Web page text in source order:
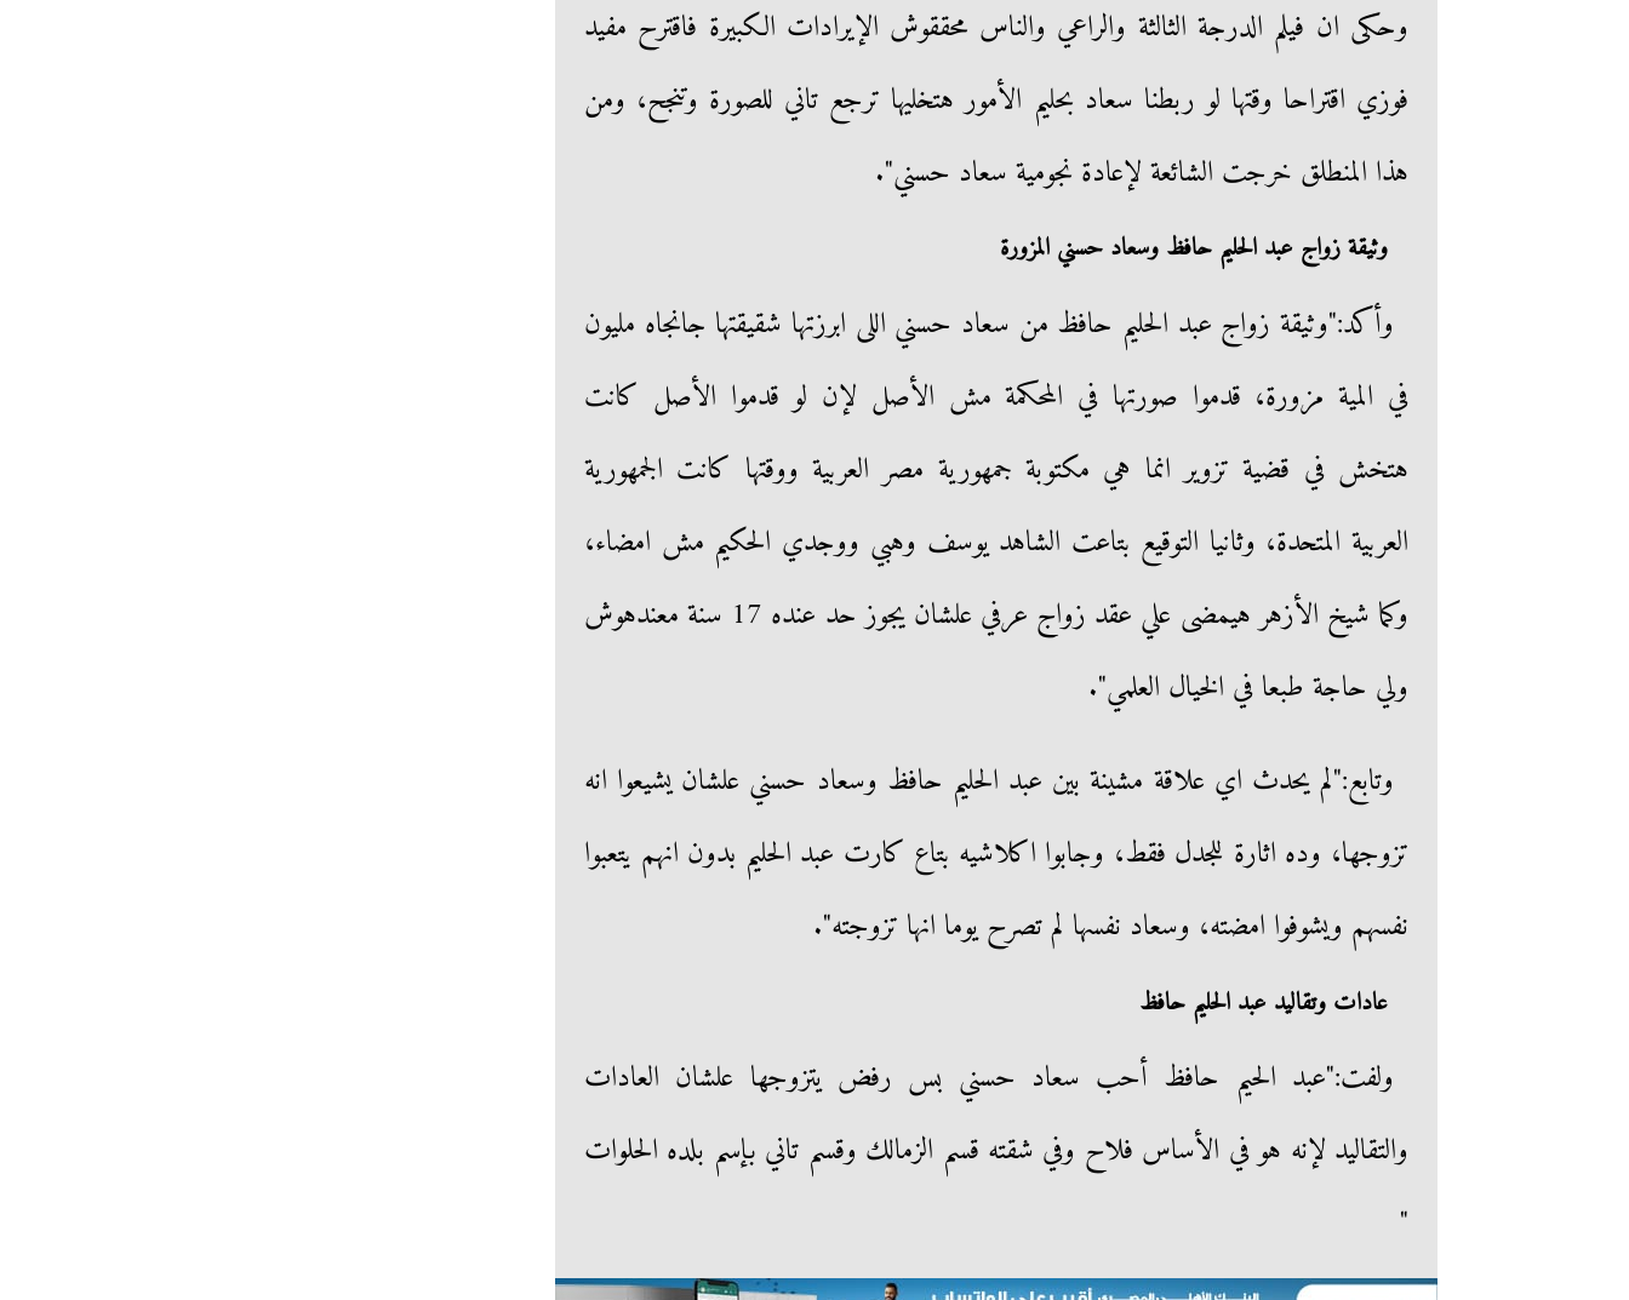
وحكى ان فيلم الدرجة الثالثة والراعي والناس محققوش الإيرادات الكبيرة فاقترح مفيد
فوزي اقتراحا وقتها لو ربطنا سعاد بحليم الأمور هتخليها ترجع تاني للصورة وتنجح، ومن
هذا المنطلق خرجت الشائعة لإعادة نجومية سعاد حسني".
وثيقة زواج عبد الحليم حافظ وسعاد حسني المزورة
وأكد:"وثيقة زواج عبد الحليم حافظ من سعاد حسني اللى ابرزتها شقيقتها جانجاه مليون
في المية مزورة، قدموا صورتها في المحكمة مش الأصل لإن لو قدموا الأصل كانت
هتخش في قضية تزوير انما هي مكتوبة جمهورية مصر العربية ووقتها كانت الجمهورية
العربية المتحدة، وثانيا التوقيع بتاعت الشاهد يوسف وهبي ووجدي الحكيم مش امضاء،
وكما شيخ الأزهر هيمضى علي عقد زواج عرفي علشان يجوز حد عنده 17 سنة معندهوش
ولي حاجة طبعا في الخيال العلمي".
وتابع:"لم يحدث اي علاقة مشينة بين عبد الحليم حافظ وسعاد حسني علشان يشيعوا انه
تزوجها، وده اثارة للجدل فقط، وجابوا اكلاشيه بتاع كارت عبد الحليم بدون انهم يتعبوا
نفسهم ويشوفوا امضته، وسعاد نفسها لم تصرح يوما انها تزوجته".
عادات وتقاليد عبد الحليم حافظ
ولفت:"عبد الحيم حافظ أحب سعاد حسني بس رفض يتزوجها علشان العادات
والتقاليد لإنه هو في الأساس فلاح وفي شقته قسم الزمالك وقسم تاني بإسم بلده الحلوات
"